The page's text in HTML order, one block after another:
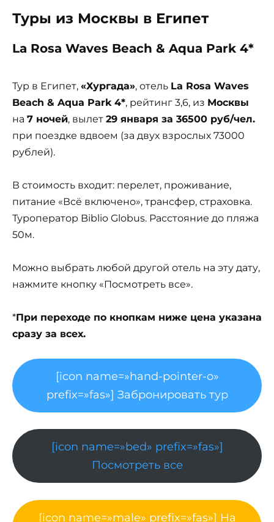
Туры из Москвы в Египет
La Rosa Waves Beach & Aqua Park 4*
Тур в Египет, «Хургада», отель La Rosa Waves
Beach & Aqua Park 4*, рейтинг 3,6, из Москвы
на 7 ночей, вылет 29 января за 36500 руб/чел.
при поездке вдвоем (за двух взрослых 73000
рублей).
В стоимость входит: перелет, проживание,
питание «Всё включено», трансфер, страховка.
Туроператор Biblio Globus. Расстояние до пляжа
50м.
Можно выбрать любой другой отель на эту дату,
нажмите кнопку «Посмотреть все».
*При переходе по кнопкам ниже цена указана
сразу за всех.
[icon name=»hand-pointer-o»
prefix=»fas»] Забронировать тур
[icon name=»bed» prefix=»fas»]
Посмотреть все
[icon name=»male» prefix=»fas»] На